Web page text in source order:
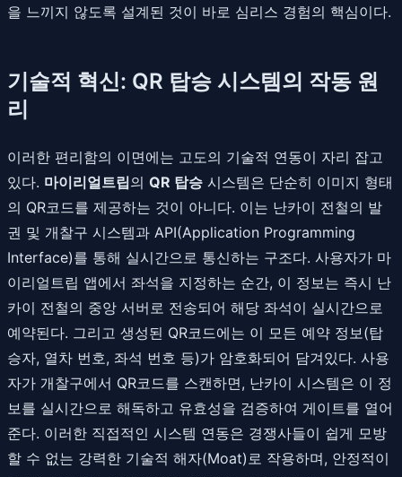
을 느끼지 않도록 설계된 것이 바로 심리스 경험의 핵심이다.
기술적 혁신: QR 탑승 시스템의 작동 원
리
이러한 편리함의 이면에는 고도의 기술적 연동이 자리 잡고
있다. 마이리얼트립의 QR 탑승 시스템은 단순히 이미지 형태
의 QR코드를 제공하는 것이 아니다. 이는 난카이 전철의 발
권 및 개찰구 시스템과 API(Application Programming
Interface)를 통해 실시간으로 통신하는 구조다. 사용자가 마
이리얼트립 앱에서 좌석을 지정하는 순간, 이 정보는 즉시 난
카이 전철의 중앙 서버로 전송되어 해당 좌석이 실시간으로
예약된다. 그리고 생성된 QR코드에는 이 모든 예약 정보(탑
승자, 열차 번호, 좌석 번호 등)가 암호화되어 담겨있다. 사용
자가 개찰구에서 QR코드를 스캔하면, 난카이 시스템은 이 정
보를 실시간으로 해독하고 유효성을 검증하여 게이트를 열어
준다. 이러한 직접적인 시스템 연동은 경쟁사들이 쉽게 모방
할 수 없는 강력한 기술적 해자(Moat)로 작용하며, 안정적이